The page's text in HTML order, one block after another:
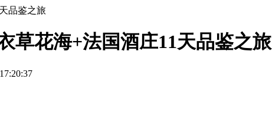
品鉴之旅
草花海+法国酒庄11天品鉴之旅